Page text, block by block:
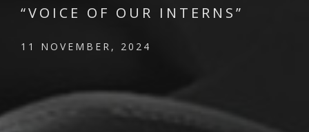
“VOICE OF OUR INTERNS”
11 NOVEMBER, 2024